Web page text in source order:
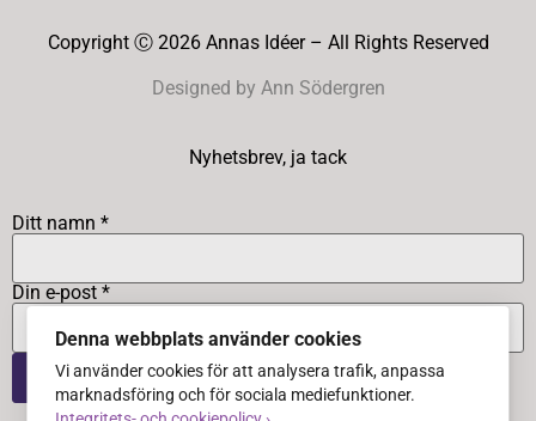
Copyright Ⓒ 2026 Annas Idéer – All Rights Reserved
Designed by Ann Södergren
Nyhetsbrev, ja tack
Ditt namn *
Din e-post *
Denna webbplats använder cookies
Vi använder cookies för att analysera trafik, anpassa
marknadsföring och för sociala mediefunktioner.